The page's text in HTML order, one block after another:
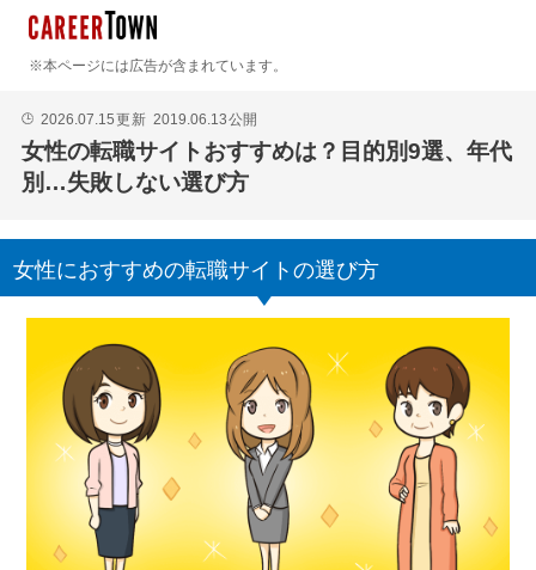
※本ページには広告が含まれています。
🕒 2026.07.15更新 2019.06.13公開
女性の転職サイトおすすめは？目的別9選、年代
別…失敗しない選び方
女性におすすめの転職サイトの選び方